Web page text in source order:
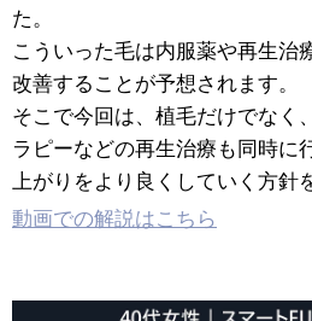
た。
こういった毛は内服薬や再生治
改善することが予想されます。
そこで今回は、植毛だけでなく
ラピーなどの再生治療も同時に
上がりをより良くしていく方針
動画での解説はこちら